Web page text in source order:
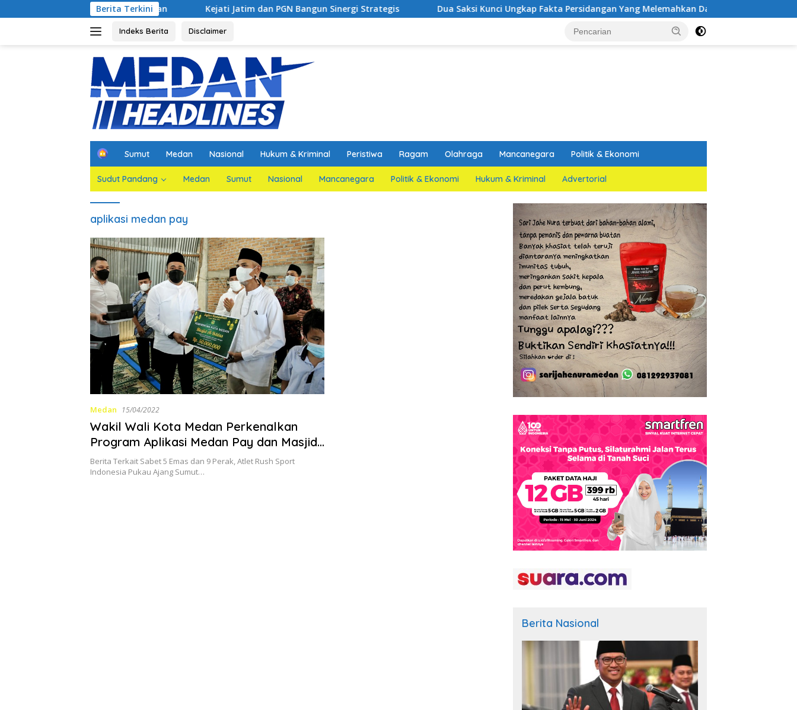
ke
Berita TerkiniKejati Jatim dan PGN Bangun Sinergi Strategis Dua Saksi Kunci Ungkap Fakta Persidangan Yang Melemahkan Dakwaan Jaksa Penuntut Umum
Indeks Berita Disclaimer
H
m
e
Sumut Medan Nasional Hukum & Kriminal Peristiwa Ragam Olahraga Mancanegara Politik & Ekonomi
Sudut Pandang Medan Sumut Nasional Mancanegara Politik & Ekonomi Hukum & Kriminal Advertorial
aplikasi medan pay
Medan 15/04/2022
Wakil Wali Kota Medan Perkenalkan
Program Aplikasi Medan Pay dan Masjid
Mandiri Kepada Masyarakat
Berita Terkait Sabet 5 Emas dan 9 Perak, Atlet Rush Sport
Indonesia Pukau Ajang Sumut…
Berita Nasional